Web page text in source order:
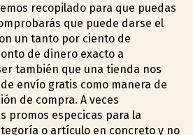
recopilado para que puedas
que puede darse el
un tanto por ciento de
de dinero exacto a
también que una tienda nos
envío gratis como manera de
de compra. A veces
promos especificas para la
o artículo en concreto y no